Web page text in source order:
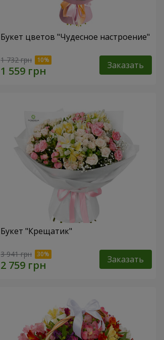
Букет цветов "Чудесное настроение"
1 732 грн Заказать
Букет "Крещатик"
3 941 грн Заказать